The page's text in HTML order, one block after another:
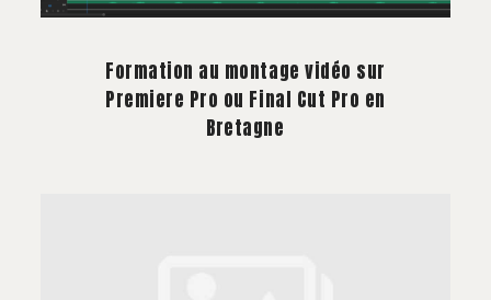
CONTACT
Formation au montage vidéo sur
Premiere Pro ou Final Cut Pro en
Bretagne